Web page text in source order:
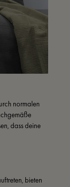
normalen
dass deine
bieten